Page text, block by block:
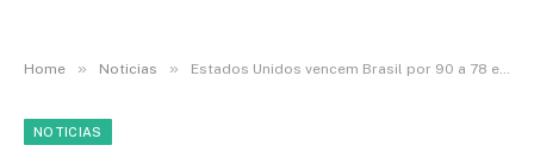
Home » Noticias » Estados Unidos vencem Brasil por 90 a 78 e impõem primeira derrota na AmeriCup
NOTICIAS